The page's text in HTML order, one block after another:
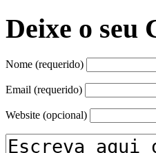
Deixe o seu
Nome (requerido)
Email (requerido)
Website (opcional)